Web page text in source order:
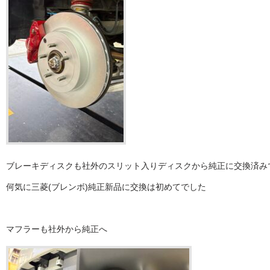
ブレーキディスクも社外のスリット入りディスクから純正に交換済み
何気に三菱(ブレンボ)純正新品に交換は初めてでした
マフラーも社外から純正へ